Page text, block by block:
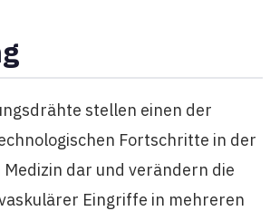
stellen einen der
Fortschritte in der
dar und verändern die
Eingriffe in mehreren